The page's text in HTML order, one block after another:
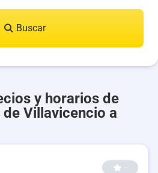
Buscar
y horarios de
Villavicencio a
--